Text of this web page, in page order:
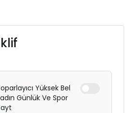
Yüksek Bel
Günlük Ve Spor